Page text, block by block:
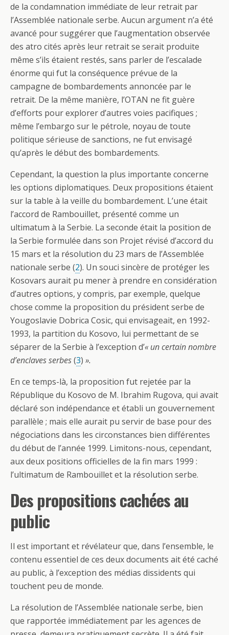
de la condamnation immédiate de leur retrait par
l’Assemblée nationale serbe. Aucun argument n’a été
avancé pour suggérer que l’augmentation observée
des atro cités après leur retrait se serait produite
même s’ils étaient restés, sans parler de l’escalade
énorme qui fut la conséquence prévue de la
campagne de bombardements annoncée par le
retrait. De la même manière, l’OTAN ne fit guère
d’efforts pour explorer d’autres voies pacifiques ;
même l’embargo sur le pétrole, noyau de toute
politique sérieuse de sanctions, ne fut envisagé
qu’après le début des bombardements.
Cependant, la question la plus importante concerne
les options diplomatiques. Deux propositions étaient
sur la table à la veille du bombardement. L’une était
l’accord de Rambouillet, présenté comme un
ultimatum à la Serbie. La seconde était la position de
la Serbie formulée dans son Projet révisé d’accord du
15 mars et la résolution du 23 mars de l’Assemblée
nationale serbe (2). Un souci sincère de protéger les
Kosovars aurait pu mener à prendre en considération
d’autres options, y compris, par exemple, quelque
chose comme la proposition du président serbe de
Yougoslavie Dobrica Cosic, qui envisageait, en 1992-
1993, la partition du Kosovo, lui permettant de se
séparer de la Serbie à l’exception d’« un certain nombre
d’enclaves serbes(3) ».
En ce temps-là, la proposition fut rejetée par la
République du Kosovo de M. Ibrahim Rugova, qui avait
déclaré son indépendance et établi un gouvernement
parallèle ; mais elle aurait pu servir de base pour des
négociations dans les circonstances bien différentes
du début de l’année 1999. Limitons-nous, cependant,
aux deux positions officielles de la fin mars 1999 :
l’ultimatum de Rambouillet et la résolution serbe.
Des propositions cachées au
public
Il est important et révélateur que, dans l’ensemble, le
contenu essentiel de ces deux documents ait été caché
au public, à l’exception des médias dissidents qui
touchent peu de monde.
La résolution de l’Assemblée nationale serbe, bien
que rapportée immédiatement par les agences de